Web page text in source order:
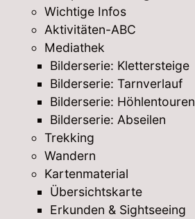
Wichtige Infos
Aktivitäten-ABC
Mediathek
Bilderserie: Klettersteige
Bilderserie: Tarnverlauf
Bilderserie: Höhlentouren
Bilderserie: Abseilen
Trekking
Wandern
Kartenmaterial
Übersichtskarte
Erkunden & Sightseeing